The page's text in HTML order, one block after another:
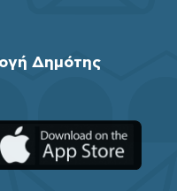
Δημότης